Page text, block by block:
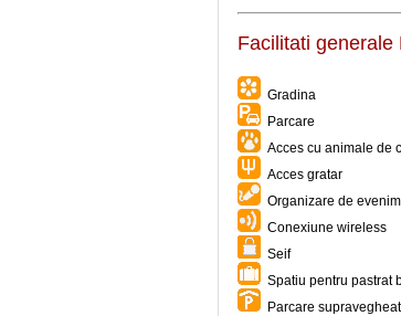
Facilitati
Gradina
Parcare
Acces cu animale de
Acces gratar
Organizare de
Conexiune wireless
Seif
Spatiu pentru pastrat
Parcare